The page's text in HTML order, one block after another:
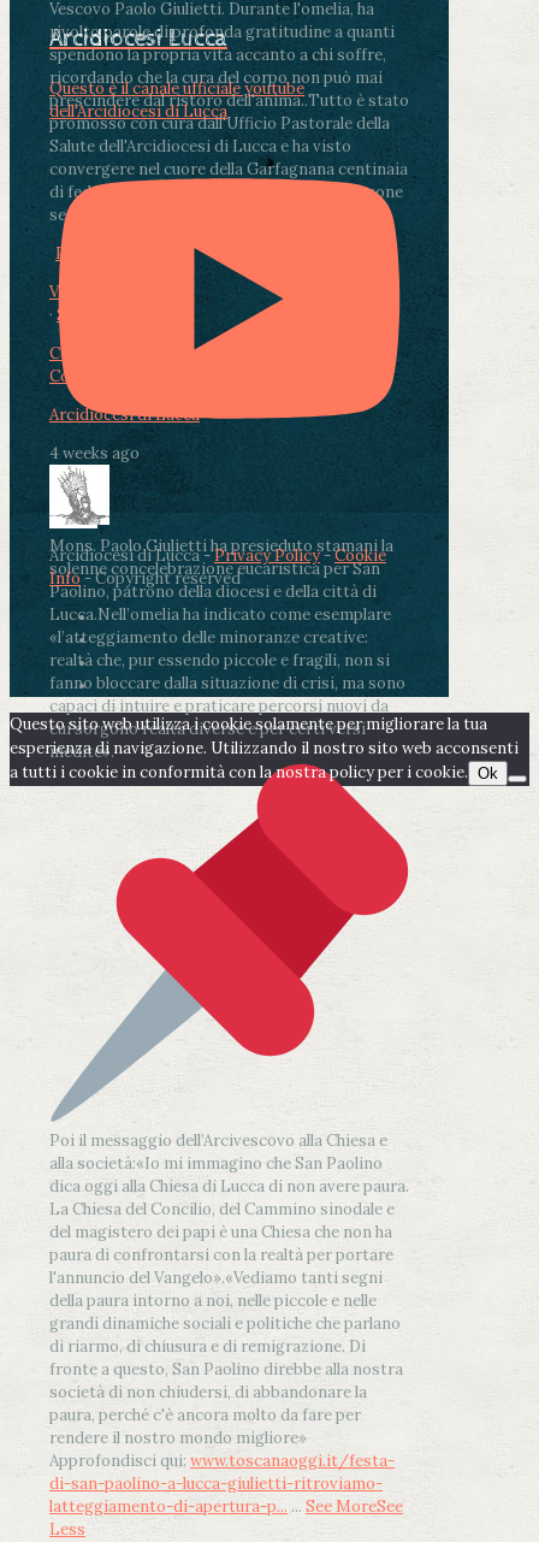
Vescovo Paolo Giulietti. Durante l'omelia, ha
rivolto parole di profonda gratitudine a quanti
spendono la propria vita accanto a chi soffre,
ricordando che la cura del corpo non può mai
prescindere dal ristoro dell'anima..Tutto è stato
promosso con cura dall'Ufficio Pastorale della
Salute dell'Arcidiocesi di Lucca e ha visto
convergere nel cuore della Garfagnana centinaia
di fedeli, operatori sanitari, volontari e persone
segnate dalla malattia.
Photo
View on Facebook
· Share
Condividi su Facebook
Condividi su LinkedIn
Arcidiocesi di Lucca
4 weeks ago
Mons. Paolo Giulietti ha presieduto stamani la
solenne concelebrazione eucaristica per San
Paolino, patrono della diocesi e della città di
Lucca.Nell’omelia ha indicato come esemplare
«l’atteggiamento delle minoranze creative:
realtà che, pur essendo piccole e fragili, non si
fanno bloccare dalla situazione di crisi, ma sono
capaci di intuire e praticare percorsi nuovi da
cui sorgono realtà diverse e per certi versi
inedite».
Poi il messaggio dell’Arcivescovo alla Chiesa e
alla società:«Io mi immagino che San Paolino
dica oggi alla Chiesa di Lucca di non avere paura.
La Chiesa del Concilio, del Cammino sinodale e
del magistero dei papi è una Chiesa che non ha
paura di confrontarsi con la realtà per portare
l'annuncio del Vangelo».«Vediamo tanti segni
della paura intorno a noi, nelle piccole e nelle
grandi dinamiche sociali e politiche che parlano
di riarmo, di chiusura e di remigrazione. Di
fronte a questo, San Paolino direbbe alla nostra
società di non chiudersi, di abbandonare la
paura, perché c'è ancora molto da fare per
rendere il nostro mondo migliore»
Approfondisci qui: www.toscanaoggi.it/festa-
di-san-paolino-a-lucca-giulietti-ritroviamo-
latteggiamento-di-apertura-p... ... See MoreSee
Less
Arcidiocesi Lucca
Questo è il canale ufficiale youtube
dell'Arcidiocesi di Lucca
Arcidiocesi di Lucca -Privacy Policy-Cookie
Info- Copyright reserved
Questo sito web utilizza i cookie solamente per migliorare la tua
esperienza di navigazione. Utilizzando il nostro sito web acconsenti
a tutti i cookie in conformità con la nostra policy per i cookie. Ok